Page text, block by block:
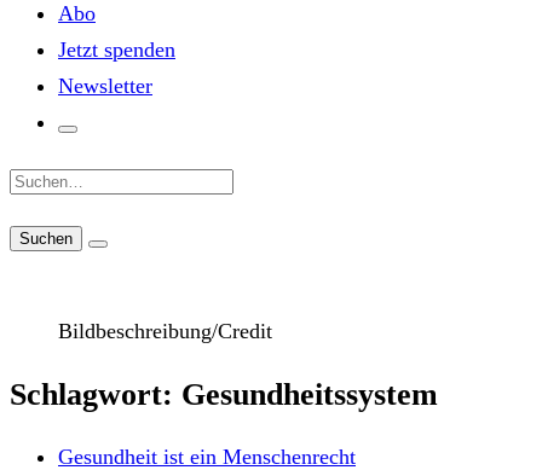
Abo
Jetzt spenden
Newsletter
Suche:
Bildbeschreibung/Credit
Schlagwort: Gesundheitssystem
Gesundheit ist ein Menschenrecht